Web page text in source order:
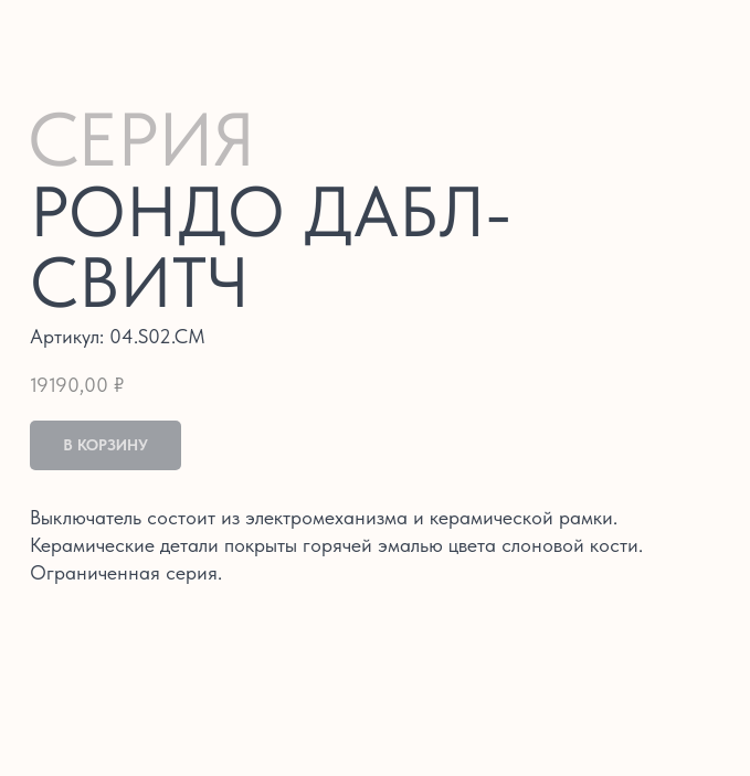
СЕРИЯ
РОНДО ДАБЛ-
СВИТЧ
Артикул: 04.S02.CM
19190,00 ₽
В КОРЗИНУ
Выключатель состоит из электромеханизма и керамической рамки.
Керамические детали покрыты горячей эмалью цвета слоновой кости.
Ограниченная серия.